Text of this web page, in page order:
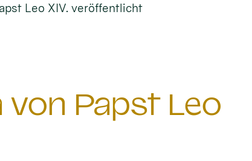
Leo XIV. veröffentlicht
Papst Leo